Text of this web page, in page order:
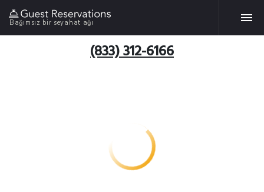
Bağımsız bir seyahat ağı
(833) 312-6166